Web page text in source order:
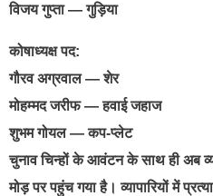
विजय गुप्ता — गुड़िया
कोषाध्यक्ष पद:
गौरव अग्रवाल — शेर
मोहम्मद जरीफ — हवाई जहाज
शुभम गोयल — कप-प्लेट
चुनाव चिन्हों के आवंटन के साथ ही अब
मोड़ पर पहुंच गया है। व्यापारियों में